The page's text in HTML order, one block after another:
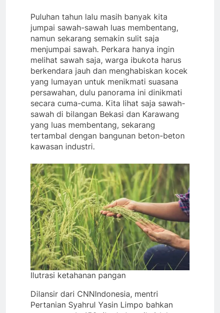
Puluhan tahun lalu masih banyak kita
jumpai sawah-sawah luas membentang,
namun sekarang semakin sulit saja
menjumpai sawah. Perkara hanya ingin
melihat sawah saja, warga ibukota harus
berkendara jauh dan menghabiskan kocek
yang lumayan untuk menikmati suasana
persawahan, dulu panorama ini dinikmati
secara cuma-cuma. Kita lihat saja sawah-
sawah di bilangan Bekasi dan Karawang
yang luas membentang, sekarang
tertambal dengan bangunan beton-beton
kawasan industri.
Ilutrasi ketahanan pangan
Dilansir dari CNNIndonesia, mentri
Pertanian Syahrul Yasin Limpo bahkan